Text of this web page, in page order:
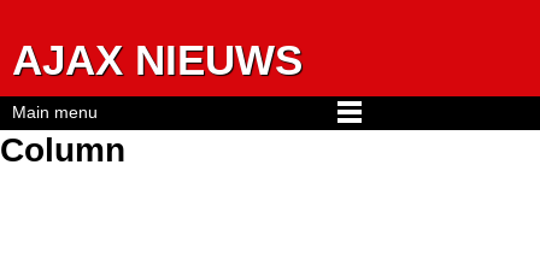
AJAX NIEUWS
Column
Main menu